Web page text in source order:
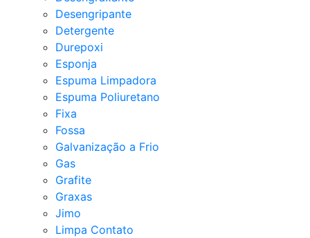
Desengripante
Detergente
Durepoxi
Esponja
Espuma Limpadora
Espuma Poliuretano
Fixa
Fossa
Galvanização a Frio
Gas
Grafite
Graxas
Jimo
Limpa Contato